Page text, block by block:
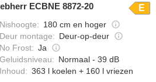
ECBNE 8872-20 E
Nishoogte: 180 cm en hoger
Deur montage: Deur-op-deur
No Frost: Ja
Geluidsniveau: Normaal - 39 dB
Inhoud: 363 l koelen + 160 l vriezen